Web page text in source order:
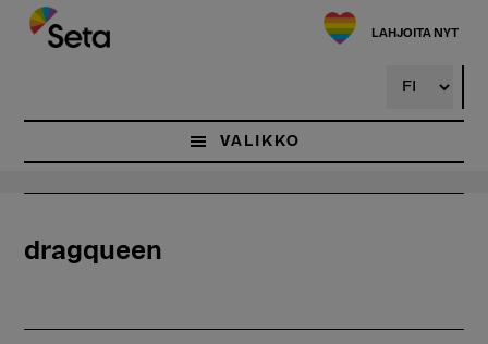
Hyppää
pääsisältöön
LAHJOITA NYT
VALIKKO
dragqueen